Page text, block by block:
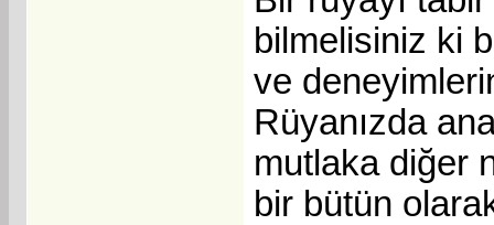
bilmelisiniz ki
ve
Rüyanızda
mutlaka diğer
bir bütün